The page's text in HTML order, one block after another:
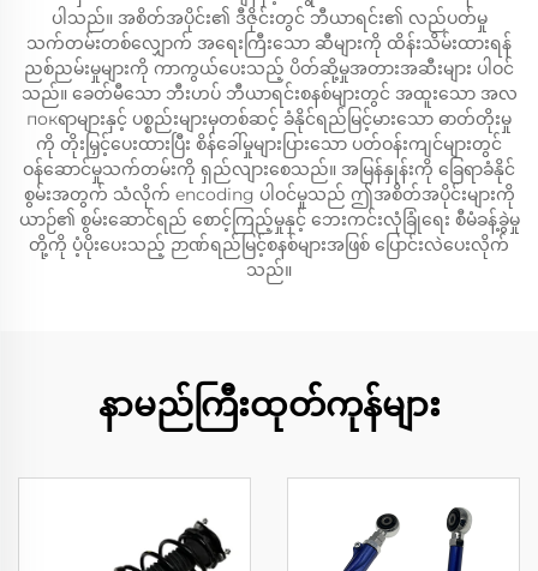
ပါသည်။ အစိတ်အပိုင်း၏ ဒီဇိုင်းတွင် ဘီယာရင်း၏ လည်ပတ်မှု
သက်တမ်းတစ်လျှောက် အရေးကြီးသော ဆီများကို ထိန်းသိမ်းထားရန်
ညစ်ညမ်းမှုများကို ကာကွယ်ပေးသည့် ပိတ်ဆို့မှုအတားအဆီးများ ပါဝင်
သည်။ ခေတ်မီသော ဘီးဟပ် ဘီယာရင်းစနစ်များတွင် အထူးသော အလ
покရာများနှင့် ပစ္စည်းများမှတစ်ဆင့် ခံနိုင်ရည်မြင့်မားသော ဓာတ်တိုးမှု
ကို တိုးမြှင့်ပေးထားပြီး စိန်ခေါ်မှုများပြားသော ပတ်ဝန်းကျင်များတွင်
ဝန်ဆောင်မှုသက်တမ်းကို ရှည်လျားစေသည်။ အမြန်နှုန်းကို ခြေရာခံနိုင်
စွမ်းအတွက် သံလိုက် encoding ပါဝင်မှုသည် ဤအစိတ်အပိုင်းများကို
ယာဉ်၏ စွမ်းဆောင်ရည် စောင့်ကြည့်မှုနှင့် ဘေးကင်းလုံခြုံရေး စီမံခန့်ခွဲမှု
တို့ကို ပံ့ပိုးပေးသည့် ဉာဏ်ရည်မြင့်စနစ်များအဖြစ် ပြောင်းလဲပေးလိုက်
သည်။
နာမည်ကြီးထုတ်ကုန်များ